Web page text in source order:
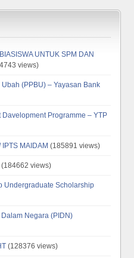
UNTUK SPM DAN
views)
(PPBU) – Yayasan Bank
Davelopment Programme – YTP
MAIDAM (185891 views)
(184662 views)
Undergraduate Scholarship
Negara (PIDN)
(128376 views)